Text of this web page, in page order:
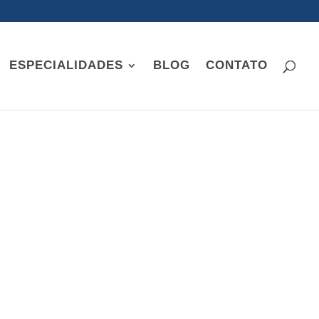
ESPECIALIDADES BLOG CONTATO